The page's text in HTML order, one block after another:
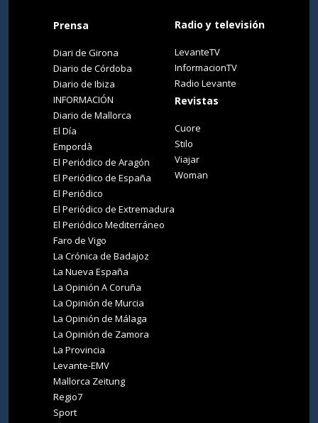
Prensa
Diari de Girona
Diario de Córdoba
Diario de Ibiza
INFORMACIÓN
Diario de Mallorca
El Día
Empordà
El Periódico de Aragón
El Periódico de España
El Periódico
El Periódico de Extremadura
El Periódico Mediterráneo
Faro de Vigo
La Crónica de Badajoz
La Nueva España
La Opinión A Coruña
La Opinión de Murcia
La Opinión de Málaga
La Opinión de Zamora
La Provincia
Levante-EMV
Mallorca Zeitung
Regio7
Sport
Radio y televisión
LevanteTV
InformacionTV
Radio Levante
Revistas
Cuore
Stilo
Viajar
Woman